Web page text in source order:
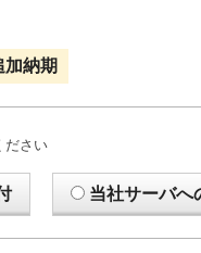
加納期
ださい
当社サーバへ